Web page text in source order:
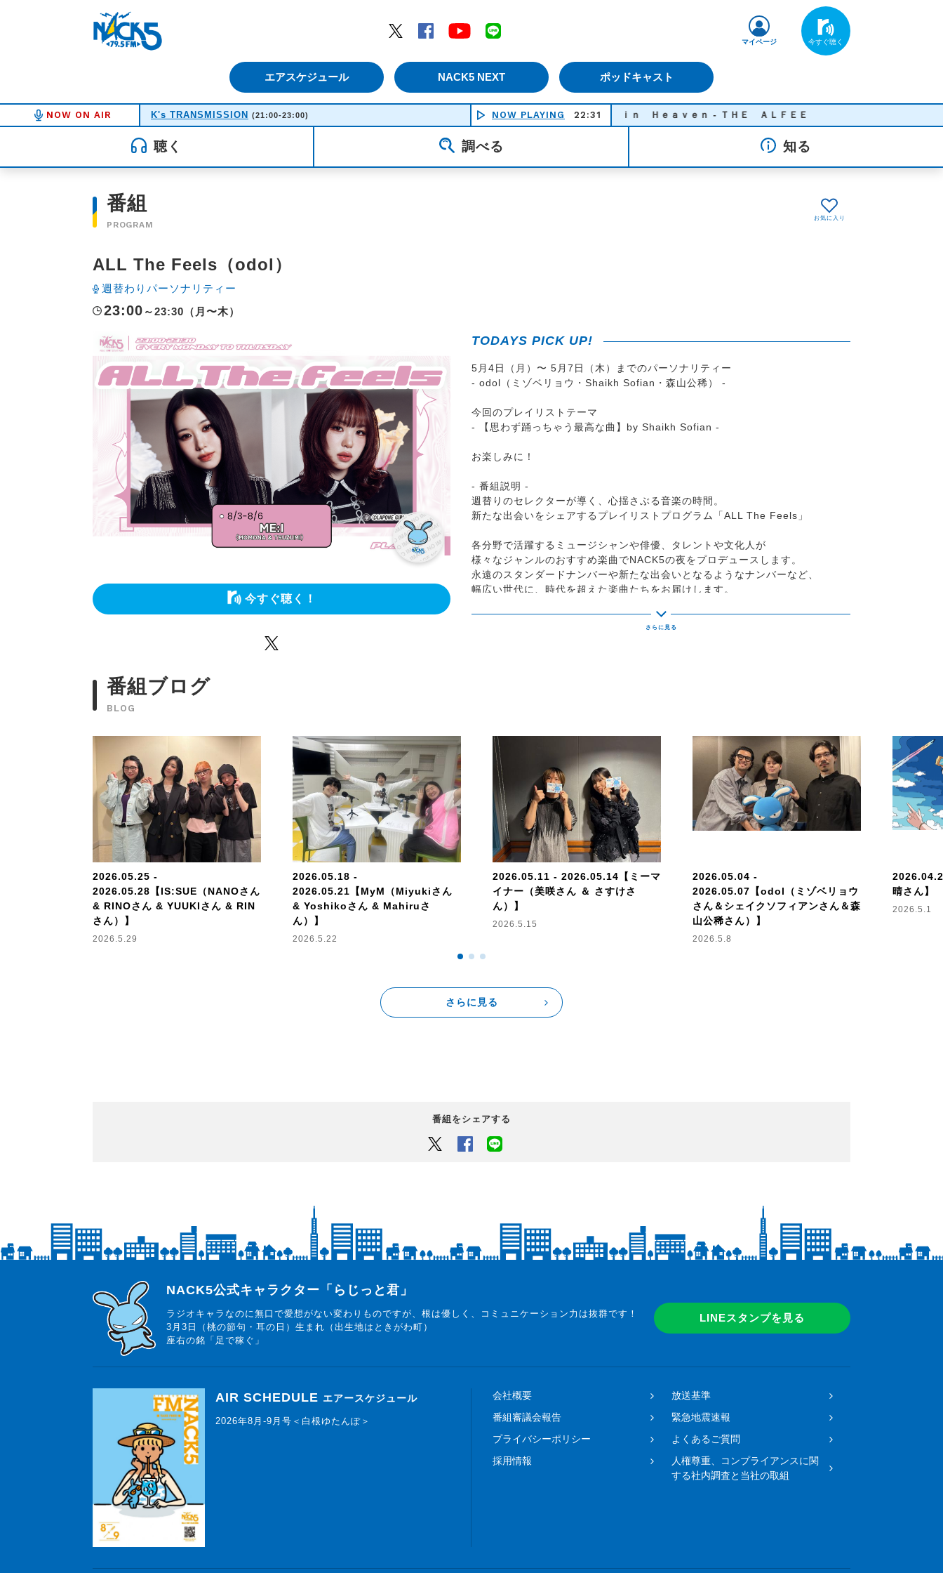
Twitter
Facebook YouTube
エアスケジュール NACK5 NEXT ポッドキャスト
マイページ
NOW ON AIR K's TRANSMISSION (21:00-23:00) NOW PLAYING 22:31
Ｄａｎｃｉｎｇ ｉｎ Ｈｅａｖｅｎ - ＴＨＥ ＡＬＦＥＥ
聴く 調べる 知る
番組
PROGRAM
ALL The Feels（odol）
週替わりパーソナリティー
23:00 ～23:30（月〜木）
今すぐ聴く！
TODAYS PICK UP!
5月4日（月）〜 5月7日（木）までのパーソナリティー
- odol（ミゾベリョウ・Shaikh Sofian・森山公稀） -
今回のプレイリストテーマ
- 【思わず踊っちゃう最高な曲】by Shaikh Sofian -
お楽しみに！
- 番組説明 -
週替りのセレクターが導く、心揺さぶる音楽の時間。
新たな出会いをシェアするプレイリストプログラム「ALL The Feels」
各分野で活躍するミュージシャンや俳優、タレントや文化人が
様々なジャンルのおすすめ楽曲でNACK5の夜をプロデュースします。
永遠のスタンダードナンバーや新たな出会いとなるようなナンバーなど、
幅広い世代に、時代を超えた楽曲たちをお届けします。
番組の感想は、ハッシュタグ_ #feels795 _を付けてポストして下さい！
各分野で活躍するミュージシャンや俳優、タレントや文化人が、
様々なジャンルのおすすめ楽曲でNACK5の夜をプロデュースします。
永遠のスタンダードナンバーや新たな出会いとなるようなナンバーなど、
幅広い世代に、時代を超えた楽曲たちをお届けします。
番組ブログ
BLOG
2026.05.25 -
2026.05.28【IS:SUE（NANOさん
& RINOさん & YUUKIさん & RIN
さん）】
2026.5.29
2026.05.18 -
2026.05.21【MyM（Miyukiさん
& Yoshikoさん & Mahiruさ
ん）】
2026.5.22
2026.05.11 - 2026.05.14【ミーマ
イナー（美咲さん ＆ さすけさ
ん）】
2026.5.15
2026.05.04 -
2026.05.07【odol（ミゾベリョウ
さん＆シェイクソフィアンさん＆森
山公稀さん）】
2026.5.8
晴さん】
2026.5.1
さらに見る
番組をシェアする
Twitter Facebook
らじっと君
NACK5公式キャラクター「らじっと君」
ラジオキャラなのに無口で愛想がない変わりものですが、根は優しく、コミュニケーション力は抜群です！
3月3日（桃の節句・耳の日）生まれ（出生地はときがわ町）
座右の銘「足で稼ぐ」
LINEスタンプを見る
AIR SCHEDULE エアースケジュール
2026年8月-9月号＜白根ゆたんぽ＞
会社概要
放送基準
番組審議会報告
緊急地震速報
プライバシーポリシー
よくあるご質問
採用情報
人権尊重、コンプライアンスに関
する社内調査と当社の取組